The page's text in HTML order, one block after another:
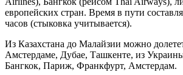
европейских стран. Время в пути
часов (стыковка учитывается).
Из Казахстана до Малайзии можно
Амстердаме, Дубае, Ташкенте, из
Бангкок, Париж, Франкфурт, Амстердам.